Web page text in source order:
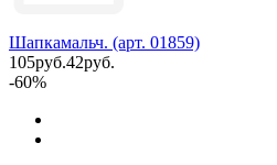
Шапкамальч. (арт. 01859)
105руб.42руб.
-60%